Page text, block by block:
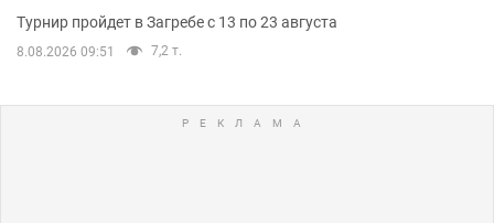
Турнир пройдет в Загребе с 13 по 23 августа
8.08.2026 09:51 7,2 т.